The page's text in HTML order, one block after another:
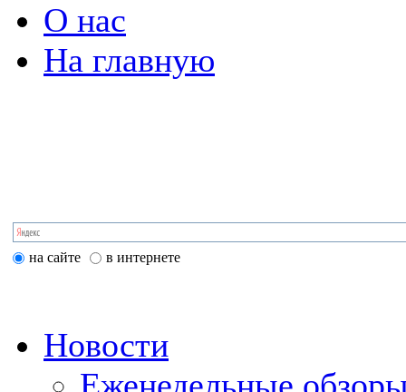
О нас
На главную
на сайте в интернете
Новости